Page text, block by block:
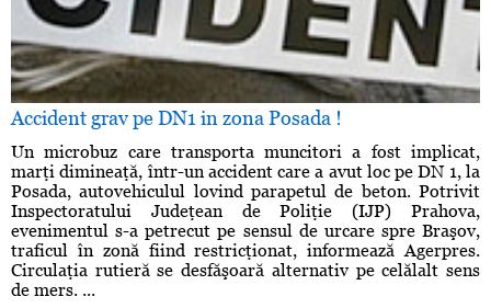
Accident grav pe DN1 in zona Posada !
Un microbuz care transporta muncitori a fost implicat,
marţi dimineaţă, într-un accident care a avut loc pe DN 1, la
Posada, autovehiculul lovind parapetul de beton. Potrivit
Inspectoratului Judeţean de Poliţie (IJP) Prahova,
evenimentul s-a petrecut pe sensul de urcare spre Braşov,
traficul în zonă fiind restricţionat, informează Agerpres.
Circulaţia rutieră se desfăşoară alternativ pe celălalt sens
de mers. ...